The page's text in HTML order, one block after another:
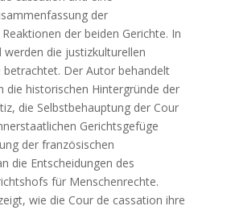
der
der beiden Gerichte. In
werden die justizkulturellen
betrachtet. Der Autor behandelt
die historischen Hintergründe der
die Selbstbehauptung der Cour
Gerichtsgefüge
der französischen
die Entscheidungen des
für Menschenrechte.
wie die Cour de cassation ihre